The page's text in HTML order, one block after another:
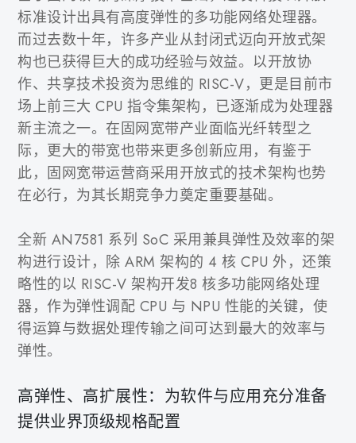
标准设计出具有高度弹性的多功能网络处理器。
而过去数十年，许多产业从封闭式迈向开放式架
构也已获得巨大的成功经验与效益。以开放协
作、共享技术投资为思维的 RISC-V，更是目前市
场上前三大 CPU 指令集架构，已逐渐成为处理器
新主流之一。在固网宽带产业面临光纤转型之
际，更大的带宽也带来更多创新应用，有鉴于
此，固网宽带运营商采用开放式的技术架构也势
在必行，为其长期竞争力奠定重要基础。
全新 AN7581 系列 SoC 采用兼具弹性及效率的架
构进行设计，除 ARM 架构的 4 核 CPU 外，还策
略性的以 RISC-V 架构开发8 核多功能网络处理
器，作为弹性调配 CPU 与 NPU 性能的关键，使
得运算与数据处理传输之间可达到最大的效率与
弹性。
高弹性、高扩展性：为软件与应用充分准备
提供业界顶级规格配置